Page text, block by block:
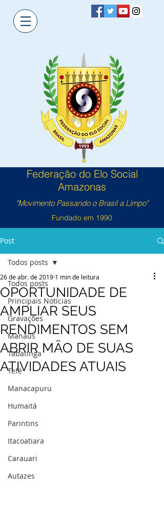
Federação do Elo Social
Amazonas
"Movimento Passando o Brasil a Limpo"
Fundado em 1990
Post
Todos posts
Principais Notícias
Gravações
Manaus
Tabatinga
Tefé
Manacapuru
Humaitá
Parintins
Itacoatiara
Carauari
Autazes
Todos posts
OPORTUNIDADE DE
AMPLIAR SEUS
RENDIMENTOS SEM
ABRIR MÃO DE SUAS
ATIVIDADES ATUAIS
26 de abr. de 2019 1 min de leitura